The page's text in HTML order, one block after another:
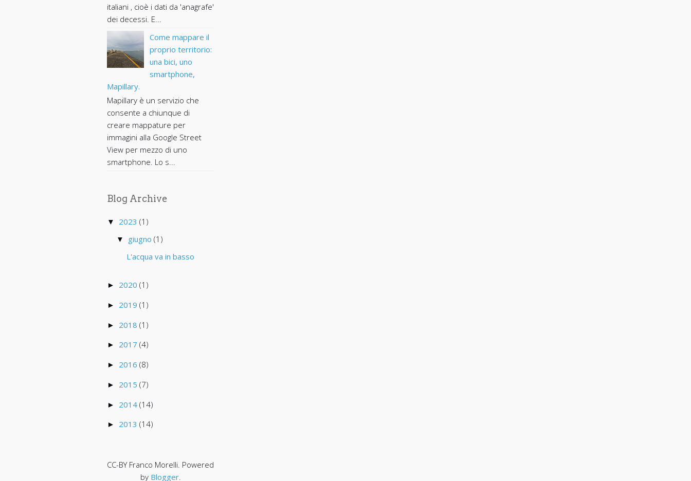
italiani , cioè i dati da 'anagrafe'
dei decessi. E...
Come mappare il
proprio territorio:
una bici, uno
smartphone,
Mapillary.
Mapillary è un servizio che
consente a chiunque di
creare mappature per
immagini alla Google Street
View per mezzo di uno
smartphone. Lo s...
Blog Archive
▼ 2023 (1)
▼ giugno (1)
L'acqua va in basso
► 2020 (1)
► 2019 (1)
► 2018 (1)
► 2017 (4)
► 2016 (8)
► 2015 (7)
► 2014 (14)
► 2013 (14)
CC-BY Franco Morelli. Powered
by Blogger.